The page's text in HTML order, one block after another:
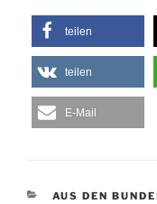
teilen
teilen
E-Mail
KATEGORIEN
AUS DEN